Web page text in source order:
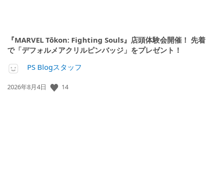
『MARVEL Tōkon: Fighting Souls』店頭体験会開催！ 先着
で「デフォルメアクリルピンバッジ」をプレゼント！
PS Blogスタッフ
公
2026年8月4日 14